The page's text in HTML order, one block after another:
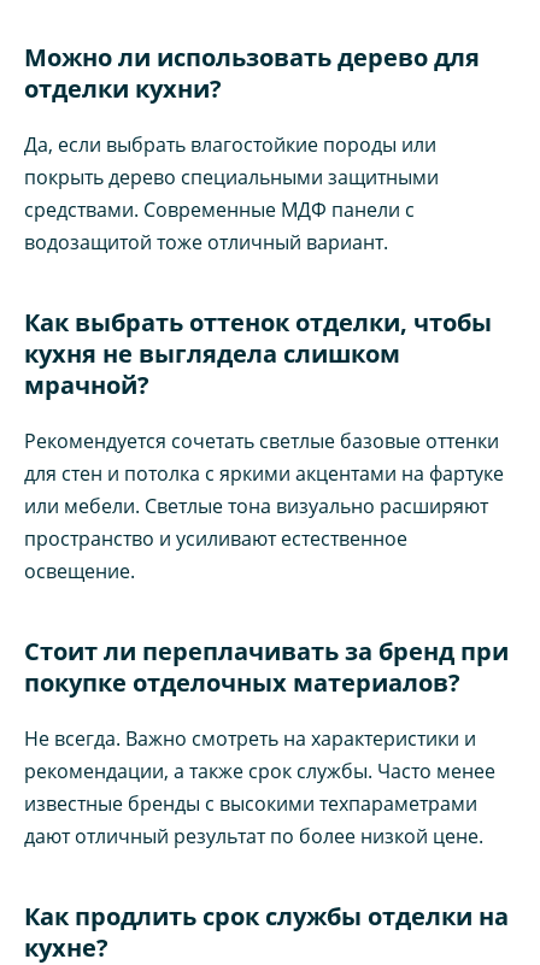
Можно ли использовать дерево для
отделки кухни?
Да, если выбрать влагостойкие породы или
покрыть дерево специальными защитными
средствами. Современные МДФ панели с
водозащитой тоже отличный вариант.
Как выбрать оттенок отделки, чтобы
кухня не выглядела слишком
мрачной?
Рекомендуется сочетать светлые базовые оттенки
для стен и потолка с яркими акцентами на фартуке
или мебели. Светлые тона визуально расширяют
пространство и усиливают естественное
освещение.
Стоит ли переплачивать за бренд при
покупке отделочных материалов?
Не всегда. Важно смотреть на характеристики и
рекомендации, а также срок службы. Часто менее
известные бренды с высокими техпараметрами
дают отличный результат по более низкой цене.
Как продлить срок службы отделки на
кухне?